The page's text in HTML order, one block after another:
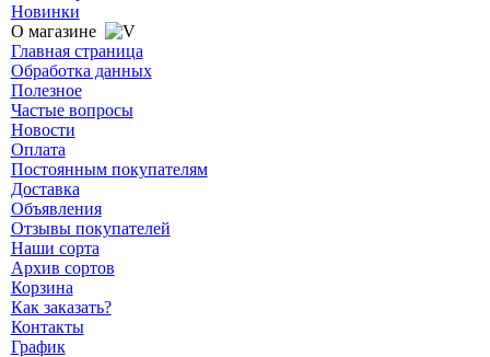
Новинки
О магазине
Главная страница
Обработка данных
Полезное
Частые вопросы
Новости
Оплата
Постоянным покупателям
Доставка
Объявления
Отзывы покупателей
Наши сорта
Архив сортов
Корзина
Как заказать?
Контакты
График